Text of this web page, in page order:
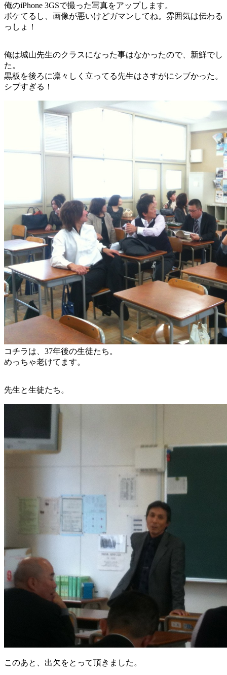
俺のiPhone 3GSで撮った写真をアップします。
ボケてるし、画像が悪いけどガマンしてね。雰囲気は伝わる
っしょ！
俺は城山先生のクラスになった事はなかったので、新鮮でし
た。
黒板を後ろに凛々しく立ってる先生はさすがにシブかった。
シブすぎる！
コチラは、37年後の生徒たち。
めっちゃ老けてます。
先生と生徒たち。
このあと、出欠をとって頂きました。